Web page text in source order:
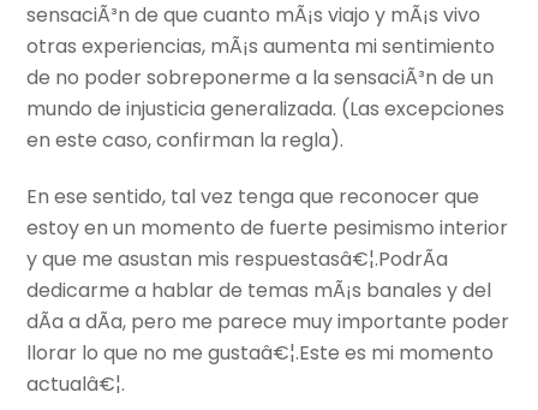
sensaciÃ³n de que cuanto mÃ¡s viajo y mÃ¡s vivo
otras experiencias, mÃ¡s aumenta mi sentimiento
de no poder sobreponerme a la sensaciÃ³n de un
mundo de injusticia generalizada. (Las excepciones
en este caso, confirman la regla).
En ese sentido, tal vez tenga que reconocer que
estoy en un momento de fuerte pesimismo interior
y que me asustan mis respuestasâ€¦.PodrÃ­a
dedicarme a hablar de temas mÃ¡s banales y del
dÃ­a a dÃ­a, pero me parece muy importante poder
llorar lo que no me gustaâ€¦.Este es mi momento
actualâ€¦.